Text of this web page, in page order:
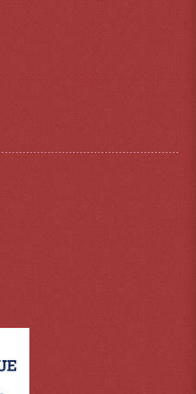
Et Encastrés
Led
À 64 Et Autres